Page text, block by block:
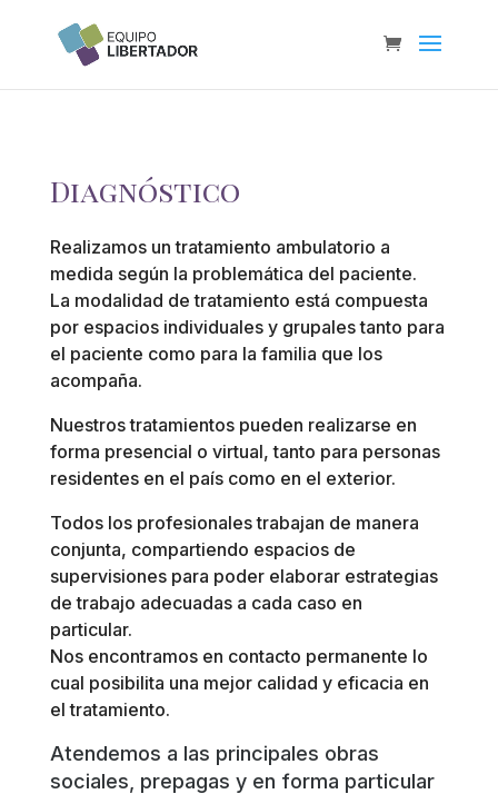
Diagnóstico
Realizamos un tratamiento ambulatorio a
medida según la problemática del paciente.
La modalidad de tratamiento está compuesta
por espacios individuales y grupales tanto para
el paciente como para la familia que los
acompaña.
Nuestros tratamientos pueden realizarse en
forma presencial o virtual, tanto para personas
residentes en el país como en el exterior.
Todos los profesionales trabajan de manera
conjunta, compartiendo espacios de
supervisiones para poder elaborar estrategias
de trabajo adecuadas a cada caso en
particular.
Nos encontramos en contacto permanente lo
cual posibilita una mejor calidad y eficacia en
el tratamiento.
Atendemos a las principales obras
sociales, prepagas y en forma particular